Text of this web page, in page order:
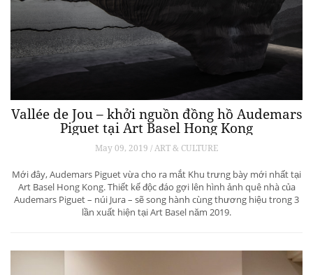
Vallée de Jou – khởi nguồn đồng hồ Audemars
Piguet tại Art Basel Hong Kong
May 09, 2019 / ART & CULTURE
Mới đây, Audemars Piguet vừa cho ra mắt Khu trưng bày mới nhất tại
Art Basel Hong Kong. Thiết kế độc đáo gợi lên hình ảnh quê nhà của
Audemars Piguet – núi Jura – sẽ song hành cùng thương hiệu trong 3
lần xuất hiện tại Art Basel năm 2019.